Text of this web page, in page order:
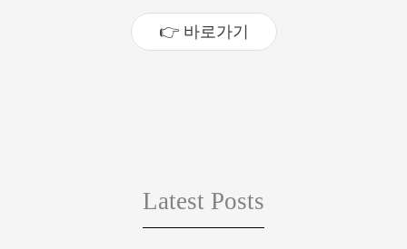
👉 바로가기
Latest Posts